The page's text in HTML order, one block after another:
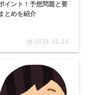
イント！予想問題と要
とめを紹介
2024.01.24